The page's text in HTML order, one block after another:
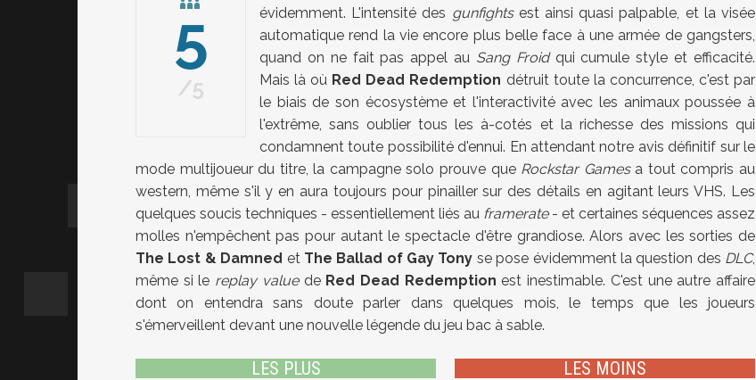
5
5
évidemment. L'intensité des gunfightsest ainsi quasi palpable, et la visée
automatique rend la vie encore plus belle face à une armée de gangsters,
quand on ne fait pas appel au Sang Froidqui cumule style et efficacité.
Mais là où Red Dead Redemption détruit toute la concurrence, c'est par
le biais de son écosystème et l'interactivité avec les animaux poussée à
l'extrême, sans oublier tous les à-cotés et la richesse des missions qui
condamnent toute possibilité d'ennui. En attendant notre avis définitif sur le
mode multijoueur du titre, la campagne solo prouve que Rockstar Gamesa tout compris au
western, même s'il y en aura toujours pour pinailler sur des détails en agitant leurs VHS. Les
quelques soucis techniques - essentiellement liés au framerate- et certaines séquences assez
molles n'empêchent pas pour autant le spectacle d'être grandiose. Alors avec les sorties de
The Lost & Damned et The Ballad of Gay Tony se pose évidemment la question des DLC,
même si le replay valuede Red Dead Redemption est inestimable. C'est une autre affaire
dont on entendra sans doute parler dans quelques mois, le temps que les joueurs
s'émerveillent devant une nouvelle légende du jeu bac à sable.
LES PLUS LES MOINS